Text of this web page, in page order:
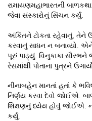
રામાયણમહાભારતની
જેવા સંસ્કારોનું સિંચન કર્યું.
અંકિતને ટોકતા રહેવાનું, તેને
કરવાનું સાધન ન બનાવ્યો. એને
પૂરું પાડ્યું. વિનુકાકા સૌરભને
રેસમાંથી પોતાના પુત્રને
નીનાબહેન માનતાં હતાં કે
નિર્ણય કરવા દેવો જોઈએ.
શિક્ષણનું ધ્યેય હોવું જોઈએ.
કર્યું.